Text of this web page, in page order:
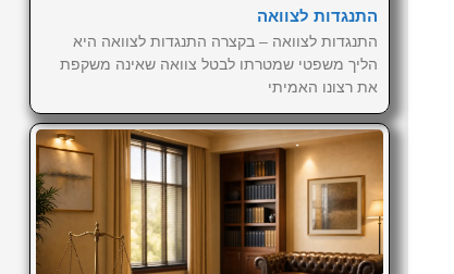
התנגדות לצוואה
התנגדות לצוואה – בקצרה התנגדות לצוואה היא
הליך משפטי שמטרתו לבטל צוואה שאינה משקפת
את רצונו האמיתי